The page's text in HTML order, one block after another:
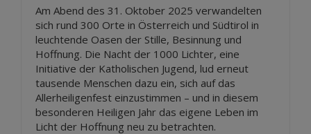
Am Abend des 31. Oktober 2025 verwandelten
sich rund 300 Orte in Österreich und Südtirol in
leuchtende Oasen der Stille, Besinnung und
Hoffnung. Die Nacht der 1000 Lichter, eine
Initiative der Katholischen Jugend, lud erneut
tausende Menschen dazu ein, sich auf das
Allerheiligenfest einzustimmen – und in diesem
besonderen Heiligen Jahr das eigene Leben im
Licht der Hoffnung neu zu betrachten.